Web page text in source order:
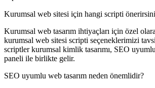
Kurumsal web sitesi için hangi scripti
Kurumsal web tasarım ihtiyaçları için özel
kurumsal web sitesi scripti seçeneklerimizi
scriptler kurumsal kimlik tasarımı, SEO
paneli ile birlikte gelir.
SEO uyumlu web tasarım neden önemlidir?